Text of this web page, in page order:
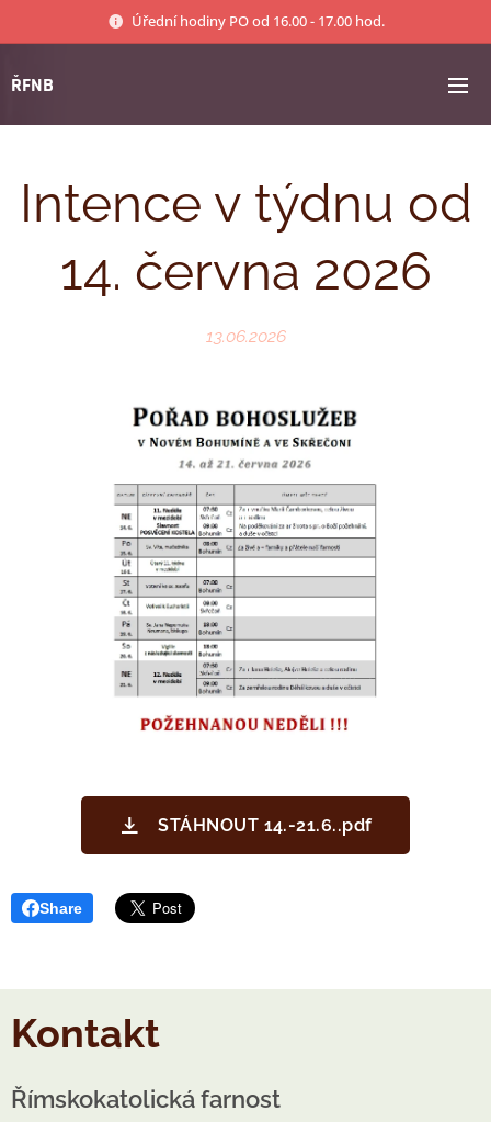
Úřední hodiny PO od 16.00 - 17.00 hod.
ŘFNB
Intence v týdnu od
14. června 2026
13.06.2026
STÁHNOUT 14.-21.6..pdf
Share
Kontakt
Římskokatolická farnost